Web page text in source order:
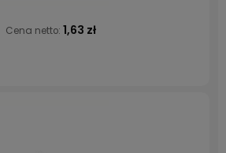
Cena netto: 1,63 zł